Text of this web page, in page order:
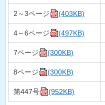
2～3ページ (403KB)
4～6ページ (497KB)
7ページ (300KB)
8ページ (300KB)
第447号 (952KB)